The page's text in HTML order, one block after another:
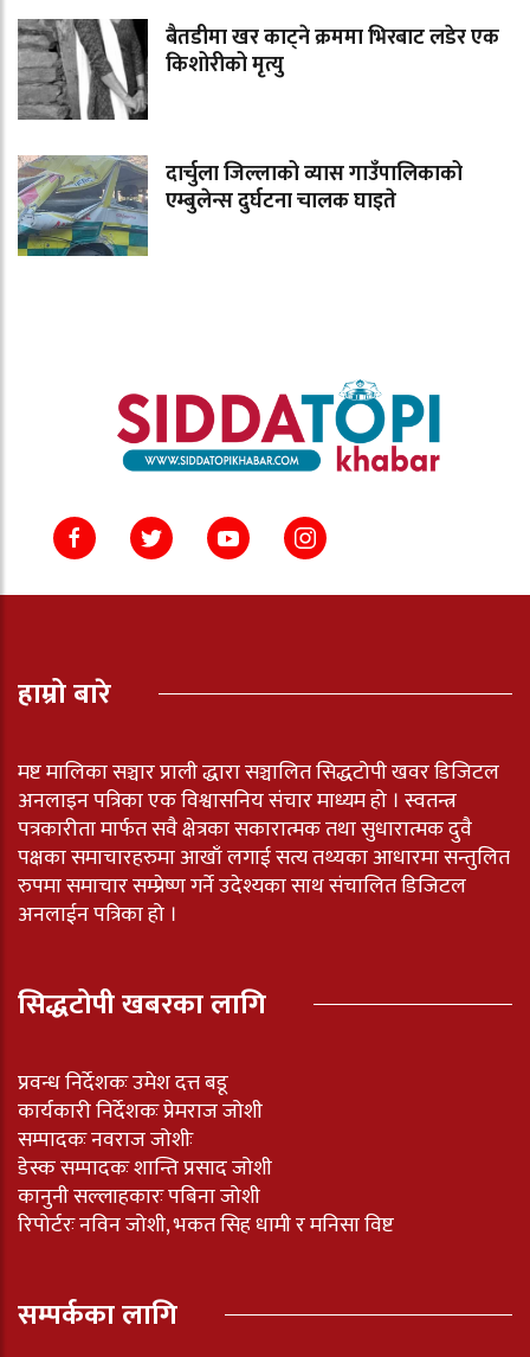
बैतडीमा खर काट्ने क्रममा भिरबाट लडेर एक
किशोरीको मृत्यु
दार्चुला जिल्लाको व्यास गाउँपालिकाको
एम्बुलेन्स दुर्घटना चालक घाइते
हाम्रो बारे
मष्ट मालिका सञ्चार प्राली द्धारा सञ्चालित सिद्धटोपी खवर डिजिटल
अनलाइन पत्रिका एक विश्वासनिय संचार माध्यम हो । स्वतन्त्र
पत्रकारीता मार्फत सवै क्षेत्रका सकारात्मक तथा सुधारात्मक दुवै
पक्षका समाचारहरुमा आखाँ लगाई सत्य तथ्यका आधारमा सन्तुलित
रुपमा समाचार सम्प्रेष्ण गर्ने उदेश्यका साथ संचालित डिजिटल
अनलाईन पत्रिका हो ।
सिद्धटोपी खबरका लागि
प्रवन्ध निर्देशकः उमेश दत्त बडू
कार्यकारी निर्देशकः प्रेमराज जोशी
सम्पादकः नवराज जोशीः
डेस्क सम्पादकः शान्ति प्रसाद जोशी
कानुनी सल्लाहकारः पबिना जोशी
रिपोर्टरः नविन जोशी, भकत सिह धामी र मनिसा विष्ट
सम्पर्कका लागि